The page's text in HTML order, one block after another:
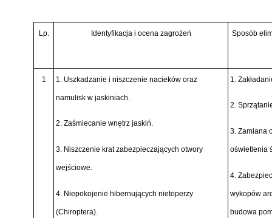
Lp. Identyfikacja i ocena zagrożeń Sposób
1 1. Uszkadzanie i niszczenie nacieków oraz
namulisk w jaskiniach.
2. Zaśmiecanie wnętrz jaskiń.
3. Niszczenie krat zabezpieczających otwory
wejściowe.
4. Niepokojenie hibernujących nietoperzy
(Chiroptera).
1.
2.
3. Zamiana
oświetlenia
4.
wykopów
budowa